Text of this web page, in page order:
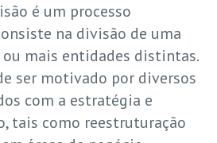
é um processo
na divisão de uma
ou mais entidades distintas.
ser motivado por diversos
com a estratégia e
tais como reestruturação